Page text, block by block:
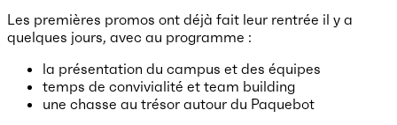
Les premières promos ont déjà fait leur rentrée il y a
quelques jours, avec au programme :
la présentation du campus et des équipes
temps de convivialité et team building
une chasse au trésor autour du Paquebot